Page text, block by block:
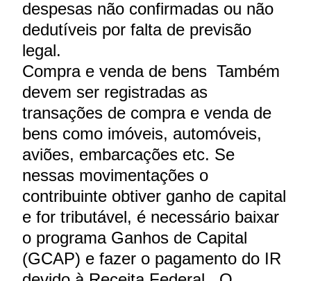
despesas não confirmadas ou não
dedutíveis por falta de previsão
legal.
Compra e venda de bens Também
devem ser registradas as
transações de compra e venda de
bens como imóveis, automóveis,
aviões, embarcações etc. Se
nessas movimentações o
contribuinte obtiver ganho de capital
e for tributável, é necessário baixar
o programa Ganhos de Capital
(GCAP) e fazer o pagamento do IR